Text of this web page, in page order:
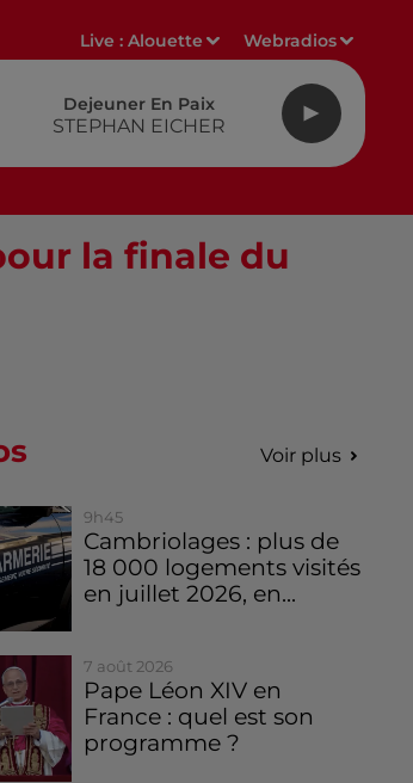
Live :Alouette Webradios
Dejeuner En Paix
STEPHAN EICHER
la finale du
Voir plus
9h45
Cambriolages : plus de
18 000 logements visités
en juillet 2026, en...
7 août 2026
Pape Léon XIV en
France : quel est son
programme ?